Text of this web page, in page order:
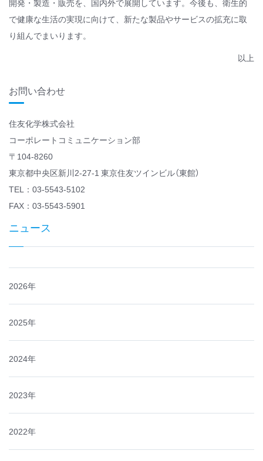
開発・製造・販売を、国内外で展開しています。今後も、衛生的
で健康な生活の実現に向けて、新たな製品やサービスの拡充に取
り組んでまいります。
以上
お問い合わせ
住友化学株式会社
コーポレートコミュニケーション部
〒104-8260
東京都中央区新川2-27-1 東京住友ツインビル（東館）
TEL：03-5543-5102
FAX：03-5543-5901
ニュース
2026年
2025年
2024年
2023年
2022年